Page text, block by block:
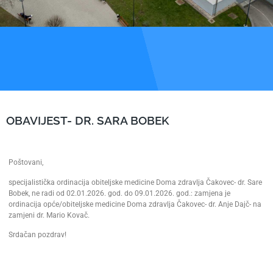
OBAVIJEST- DR. SARA BOBEK
Poštovani,
specijalistička ordinacija obiteljske medicine Doma zdravlja Čakovec- dr. Sare
Bobek, ne radi od 02.01.2026. god. do 09.01.2026. god.: zamjena je
ordinacija opće/obiteljske medicine Doma zdravlja Čakovec- dr. Anje Dajč- na
zamjeni dr. Mario Kovač.
Srdačan pozdrav!